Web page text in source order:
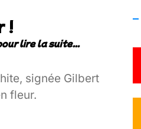
!
signée Gilbert
fleur.